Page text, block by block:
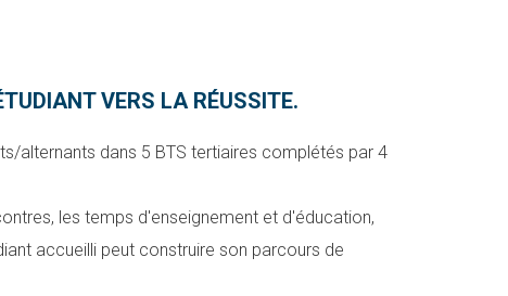
VERS LA RÉUSSITE.
alternants dans 5 BTS tertiaires complétés par 4
les temps d'enseignement et d'éducation,
accueilli peut construire son parcours de